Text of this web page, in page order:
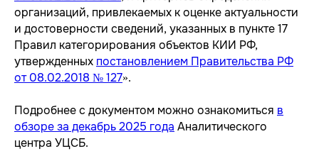
организаций, привлекаемых к оценке актуальности
и достоверности сведений, указанных в пункте 17
Правил категорирования объектов КИИ РФ,
утвержденных постановлением Правительства РФ
от 08.02.2018 № 127».
Подробнее с документом можно ознакомиться в
обзоре за декабрь 2025 года Аналитического
центра УЦСБ.